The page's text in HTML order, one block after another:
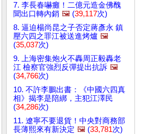
7. 李長春嚇癱！二億元造金佛醜
聞出口轉內銷 🖼️ (39,117次)
8. 逼迫楊尚昆之子否定蔣彥永 鎮
壓六四之罪江被送進烤爐 🖼️
(35,037次)
9. 上海密集炮火不轟周正毅轟老
江 檢察官強烈反彈提出抗訴 🖼️
(34,766次)
10. 不許李鵬出書：《中國六四真
相》揭李是陪綁，主犯江澤民
(34,286次)
11. 遼寧不要退貨！中央對商務部
長薄熙來有新決定 🖼️ (33,781次)